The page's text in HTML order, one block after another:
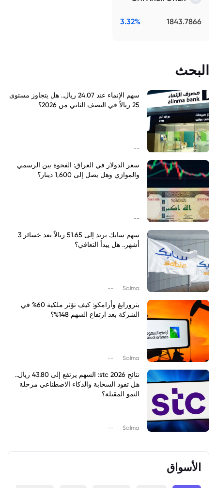
1843.7866
3.32%
البحث
سهم الإنماء عند 24.07 ريال.. هل يتجاوز مستوى
25 ريالاً في النصف الثاني من 2026؟
--
سعر الدولار في العراق: الفجوة بين الرسمي
والموازي وهل يصل إلى 1,600 دينار؟
--
سهم سابك يرتد إلى 51.65 ريالاً بعد خسائر 3
أشهر.. هل يبدأ التعافي؟
Salma
--
بترورابغ وأرامكو: كيف تؤثر ملكية 60% في
الشركة بعد ارتفاع السهم 148%؟
Salma
--
نتائج stc 2026: السهم يرتفع إلى 43.80 ريال..
هل تقود السحابة والذكاء الاصطناعي مرحلة
النمو المقبلة؟
Salma
--
الأسواق